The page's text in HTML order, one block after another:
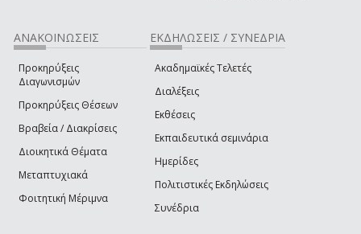
ΑΝΑΚΟΙΝΩΣΕΙΣ
Προκηρύξεις
Διαγωνισμών
Προκηρύξεις Θέσεων
Βραβεία / Διακρίσεις
Διοικητικά Θέματα
Μεταπτυχιακά
Φοιτητική Μέριμνα
ΕΚΔΗΛΩΣΕΙΣ / ΣΥΝΕΔΡΙΑ
Ακαδημαϊκές Τελετές
Διαλέξεις
Εκθέσεις
Εκπαιδευτικά σεμινάρια
Ημερίδες
Πολιτιστικές Εκδηλώσεις
Συνέδρια